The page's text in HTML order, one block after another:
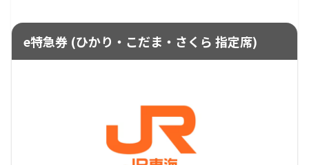
e特急券 (ひかり・こだま・さくら 指定席)